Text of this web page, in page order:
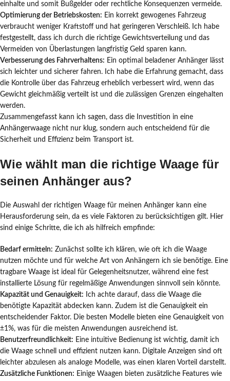
einhalte und somit Bußgelder oder rechtliche Konsequenzen vermeide.
Optimierung der Betriebskosten: Ein korrekt gewogenes Fahrzeug
verbraucht weniger Kraftstoff und hat geringeren Verschleiß. Ich habe
festgestellt, dass ich durch die richtige Gewichtsverteilung und das
Vermeiden von Überlastungen langfristig Geld sparen kann.
Verbesserung des Fahrverhaltens: Ein optimal beladener Anhänger lässt
sich leichter und sicherer fahren. Ich habe die Erfahrung gemacht, dass
die Kontrolle über das Fahrzeug erheblich verbessert wird, wenn das
Gewicht gleichmäßig verteilt ist und die zulässigen Grenzen eingehalten
werden.
Zusammengefasst kann ich sagen, dass die Investition in eine
Anhängerwaage nicht nur klug, sondern auch entscheidend für die
Sicherheit und Effizienz beim Transport ist.
Wie wählt man die richtige Waage für
seinen Anhänger aus?
Die Auswahl der richtigen Waage für meinen Anhänger kann eine
Herausforderung sein, da es viele Faktoren zu berücksichtigen gilt. Hier
sind einige Schritte, die ich als hilfreich empfinde:
Bedarf ermitteln: Zunächst sollte ich klären, wie oft ich die Waage
nutzen möchte und für welche Art von Anhängern ich sie benötige. Eine
tragbare Waage ist ideal für Gelegenheitsnutzer, während eine fest
installierte Lösung für regelmäßige Anwendungen sinnvoll sein könnte.
Kapazität und Genauigkeit: Ich achte darauf, dass die Waage die
benötigte Kapazität abdecken kann. Zudem ist die Genauigkeit ein
entscheidender Faktor. Die besten Modelle bieten eine Genauigkeit von
±1%, was für die meisten Anwendungen ausreichend ist.
Benutzerfreundlichkeit: Eine intuitive Bedienung ist wichtig, damit ich
die Waage schnell und effizient nutzen kann. Digitale Anzeigen sind oft
leichter abzulesen als analoge Modelle, was einen klaren Vorteil darstellt.
Zusätzliche Funktionen: Einige Waagen bieten zusätzliche Features wie